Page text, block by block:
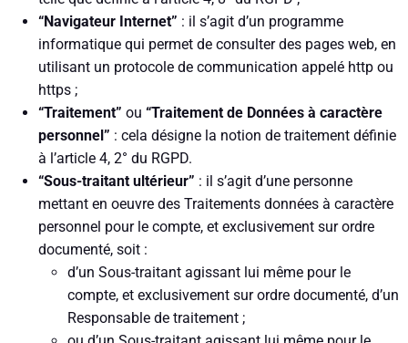
“Navigateur Internet” : il s’agit d’un programme
informatique qui permet de consulter des pages web, en
utilisant un protocole de communication appelé http ou
https ;
“Traitement” ou “Traitement de Données à caractère
personnel” : cela désigne la notion de traitement définie
à l’article 4, 2° du RGPD.
“Sous-traitant ultérieur” : il s’agit d’une personne
mettant en oeuvre des Traitements données à caractère
personnel pour le compte, et exclusivement sur ordre
documenté, soit :
d’un Sous-traitant agissant lui même pour le
compte, et exclusivement sur ordre documenté, d’un
Responsable de traitement ;